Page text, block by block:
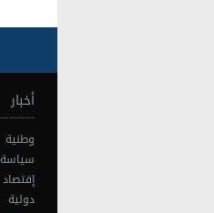
أخبار
وطنية
سياسة
إقتصاد
دولية